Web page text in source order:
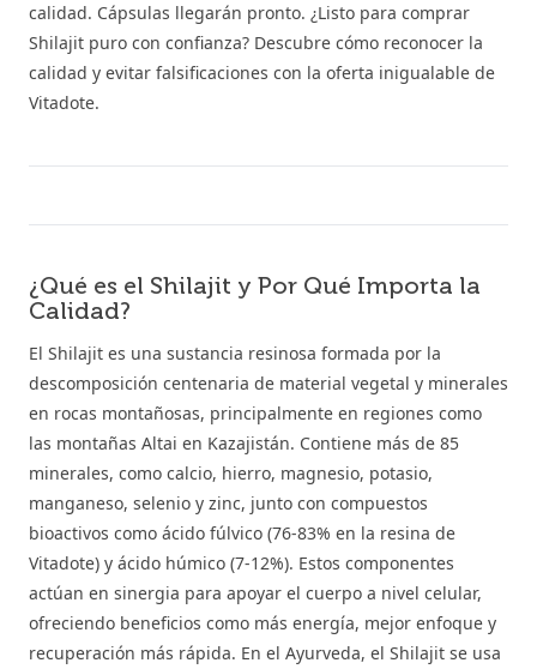
calidad. Cápsulas llegarán pronto. ¿Listo para comprar
Shilajit puro con confianza? Descubre cómo reconocer la
calidad y evitar falsificaciones con la oferta inigualable de
Vitadote.
¿Qué es el Shilajit y Por Qué Importa la
Calidad?
El Shilajit es una sustancia resinosa formada por la
descomposición centenaria de material vegetal y minerales
en rocas montañosas, principalmente en regiones como
las montañas Altai en Kazajistán. Contiene más de 85
minerales, como calcio, hierro, magnesio, potasio,
manganeso, selenio y zinc, junto con compuestos
bioactivos como ácido fúlvico (76-83% en la resina de
Vitadote) y ácido húmico (7-12%). Estos componentes
actúan en sinergia para apoyar el cuerpo a nivel celular,
ofreciendo beneficios como más energía, mejor enfoque y
recuperación más rápida. En el Ayurveda, el Shilajit se usa